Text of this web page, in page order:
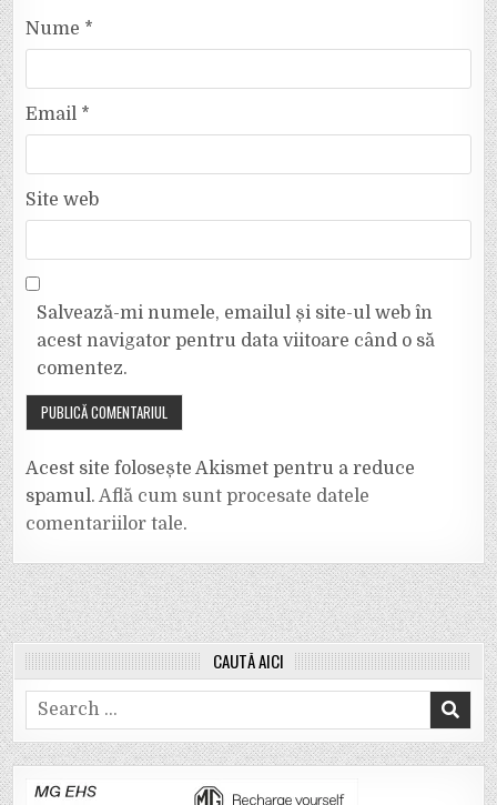
Nume *
Email *
Site web
Salvează-mi numele, emailul și site-ul web în
acest navigator pentru data viitoare când o să
comentez.
Acest site folosește Akismet pentru a reduce
spamul. Află cum sunt procesate datele
comentariilor tale.
CAUTĂ AICI
Search
for: